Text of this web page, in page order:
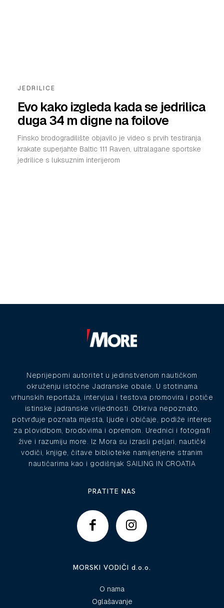
JEDRILICE
Evo kako izgleda kada se jedrilica
duga 34 m digne na foilove
Finsko brodogradilište objavilo je video s prvih testiranja
krakate superjahte Baltic 111 Raven, ultralagane sportske
jedrilice s luksuznim interijerom
Neprijeporni autoritet u jedinstvenom nautičkom
okruženju istočne Jadranske obale. U stotinama
vrhunskih reportaža, intervjua i testova promovira i potiče
istinske jadranske vrijednosti. Otkriva nepoznato,
potvrđuje poznata mjesta, ljude i običaje, podiže interes
za plovidbom, brodovima i opremom. Urednici i fotografi
žive i razumiju more. Iz Mora su izrasli peljari, nautički
vodiči, knjige, čitave biblioteke namijenjene stranim
nautičarima kao i godišnjak SAILING IN CROATIA
PRATITE NAS
MORSKI VODIČI d.o.o.
O nama
Oglašavanje